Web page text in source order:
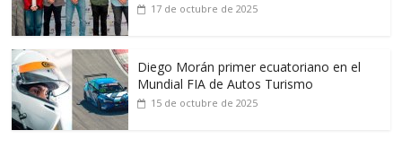
17 de octubre de 2025
Diego Morán primer ecuatoriano en el
Mundial FIA de Autos Turismo
15 de octubre de 2025